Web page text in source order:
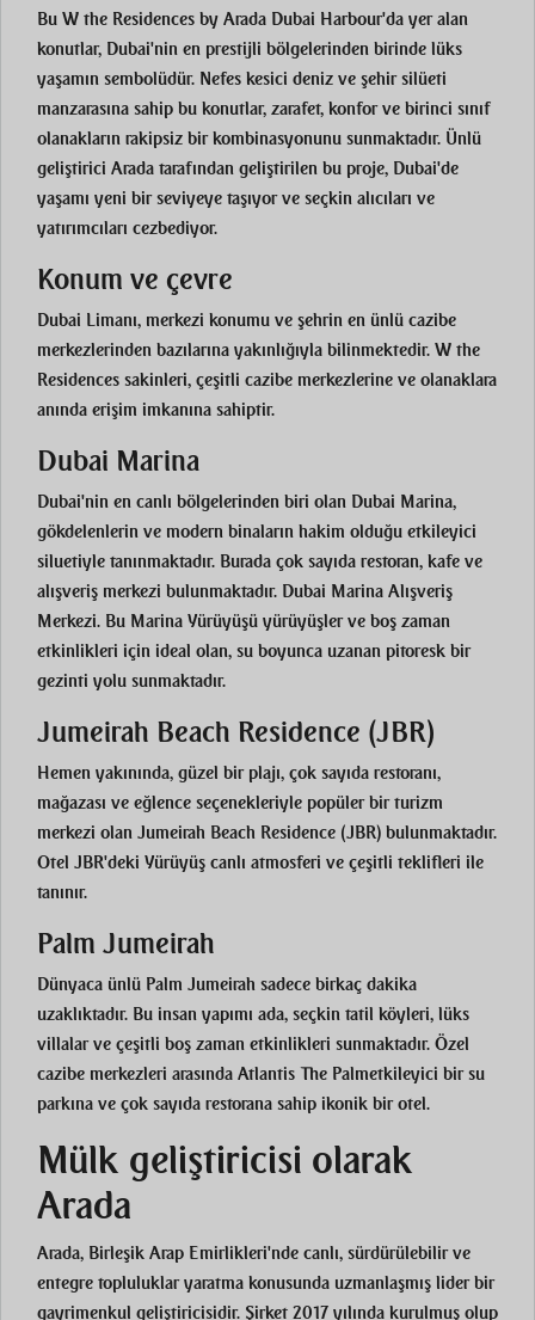
Bu W the Residences by Arada Dubai Harbour'da yer alan
konutlar, Dubai'nin en prestijli bölgelerinden birinde lüks
yaşamın sembolüdür. Nefes kesici deniz ve şehir silüeti
manzarasına sahip bu konutlar, zarafet, konfor ve birinci sınıf
olanakların rakipsiz bir kombinasyonunu sunmaktadır. Ünlü
geliştirici Arada tarafından geliştirilen bu proje, Dubai'de
yaşamı yeni bir seviyeye taşıyor ve seçkin alıcıları ve
yatırımcıları cezbediyor.
Konum ve çevre
Dubai Limanı, merkezi konumu ve şehrin en ünlü cazibe
merkezlerinden bazılarına yakınlığıyla bilinmektedir. W the
Residences sakinleri, çeşitli cazibe merkezlerine ve olanaklara
anında erişim imkanına sahiptir.
Dubai Marina
Dubai'nin en canlı bölgelerinden biri olan Dubai Marina,
gökdelenlerin ve modern binaların hakim olduğu etkileyici
siluetiyle tanınmaktadır. Burada çok sayıda restoran, kafe ve
alışveriş merkezi bulunmaktadır. Dubai Marina Alışveriş
Merkezi. Bu Marina Yürüyüşü yürüyüşler ve boş zaman
etkinlikleri için ideal olan, su boyunca uzanan pitoresk bir
gezinti yolu sunmaktadır.
Jumeirah Beach Residence (JBR)
Hemen yakınında, güzel bir plajı, çok sayıda restoranı,
mağazası ve eğlence seçenekleriyle popüler bir turizm
merkezi olan Jumeirah Beach Residence (JBR) bulunmaktadır.
Otel JBR'deki Yürüyüş canlı atmosferi ve çeşitli teklifleri ile
tanınır.
Palm Jumeirah
Dünyaca ünlü Palm Jumeirah sadece birkaç dakika
uzaklıktadır. Bu insan yapımı ada, seçkin tatil köyleri, lüks
villalar ve çeşitli boş zaman etkinlikleri sunmaktadır. Özel
cazibe merkezleri arasında Atlantis The Palmetkileyici bir su
parkına ve çok sayıda restorana sahip ikonik bir otel.
Mülk geliştiricisi olarak
Arada
Arada, Birleşik Arap Emirlikleri'nde canlı, sürdürülebilir ve
entegre topluluklar yaratma konusunda uzmanlaşmış lider bir
gayrimenkul geliştiricisidir. Şirket 2017 yılında kurulmuş olup